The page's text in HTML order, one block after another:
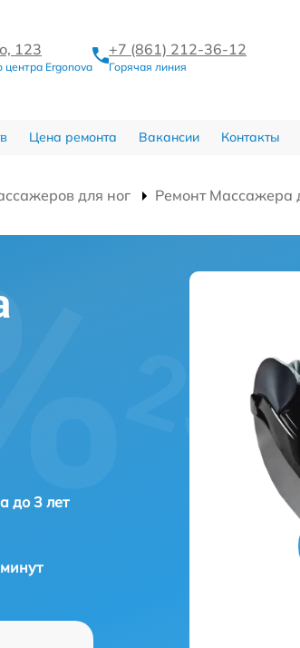
123
центра Ergonova
+7 (861) 212-36-12
Горячая линия
Цена ремонта Вакансии Контакты
для ног Ремонт Массажера
до 3 лет